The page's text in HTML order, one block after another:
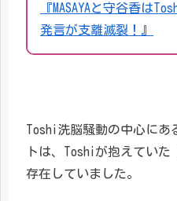
『MASAYAと守谷香は
発言が支離滅裂！』
Toshi洗脳騒動の中心にあ
トは、Toshiが抱えてい
存在していました。